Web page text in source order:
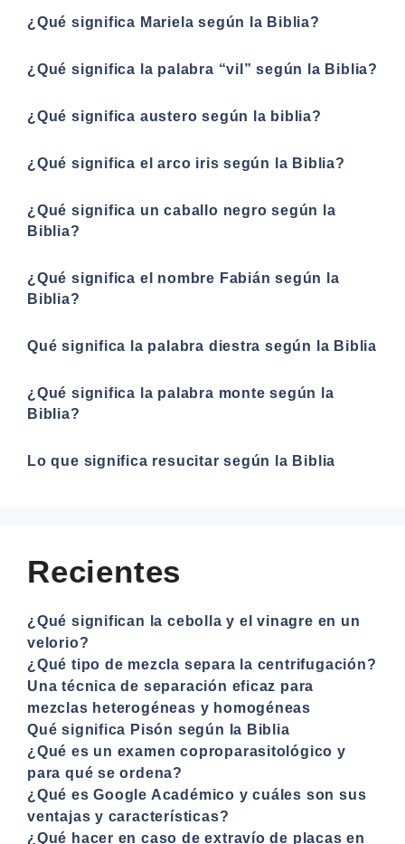
¿Qué significa Mariela según la Biblia?
¿Qué significa la palabra “vil” según la Biblia?
¿Qué significa austero según la biblia?
¿Qué significa el arco iris según la Biblia?
¿Qué significa un caballo negro según la
Biblia?
¿Qué significa el nombre Fabián según la
Biblia?
Qué significa la palabra diestra según la Biblia
¿Qué significa la palabra monte según la
Biblia?
Lo que significa resucitar según la Biblia
Recientes
¿Qué significan la cebolla y el vinagre en un
velorio?
¿Qué tipo de mezcla separa la centrifugación?
Una técnica de separación eficaz para
mezclas heterogéneas y homogéneas
Qué significa Pisón según la Biblia
¿Qué es un examen coproparasitológico y
para qué se ordena?
¿Qué es Google Académico y cuáles son sus
ventajas y características?
¿Qué hacer en caso de extravío de placas en